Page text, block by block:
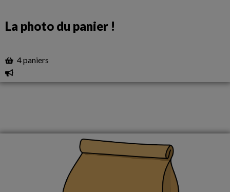
La photo du panier !
4 paniers